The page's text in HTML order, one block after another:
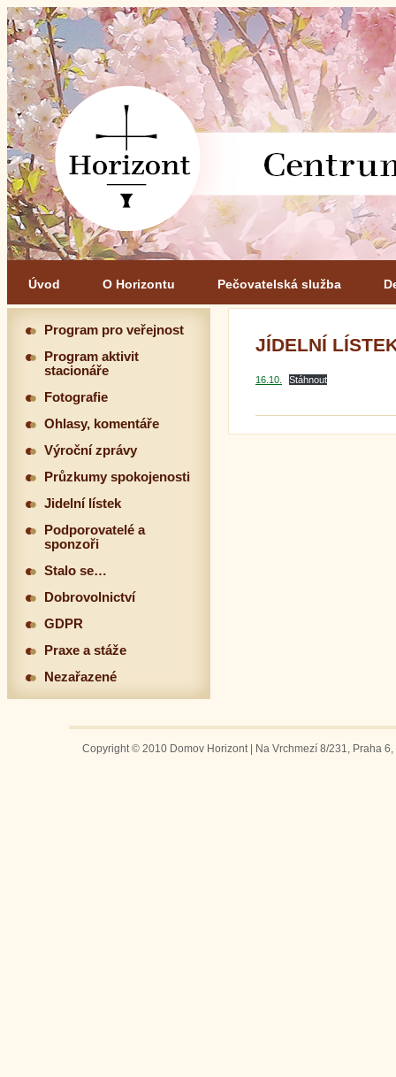
Úvod O Horizontu Pečovatelská služba
JÍDELNÍ
16.10. Stáhnout
Program pro veřejnost
Program aktivit
stacionáře
Fotografie
Ohlasy, komentáře
Výroční zprávy
Průzkumy spokojenosti
Jidelní lístek
Podporovatelé a
sponzoři
Stalo se…
Dobrovolnictví
GDPR
Praxe a stáže
Nezařazené
Copyright © 2010 Domov Horizont | Na Vrchmezí 8/231, Praha